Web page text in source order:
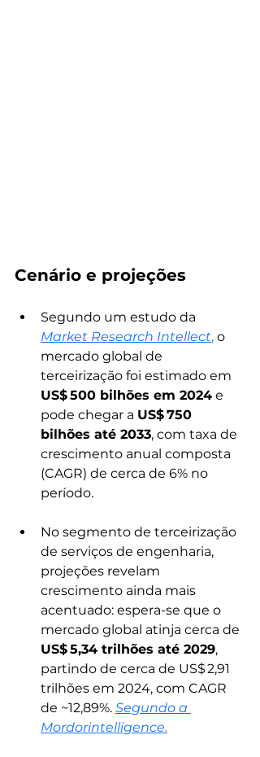
Cenário e projeções
Segundo um estudo da
Market Research Intellect, o
mercado global de
terceirização foi estimado em
US$ 500 bilhões em 2024 e
pode chegar a US$ 750
bilhões até 2033, com taxa de
crescimento anual composta
(CAGR) de cerca de 6% no
período.
No segmento de terceirização
de serviços de engenharia,
projeções revelam
crescimento ainda mais
acentuado: espera-se que o
mercado global atinja cerca de
US$ 5,34 trilhões até 2029,
partindo de cerca de US$ 2,91
trilhões em 2024, com CAGR
de ~12,89%. Segundo a
Mordorintelligence.